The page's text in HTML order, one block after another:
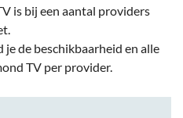
is bij een aantal providers
de beschikbaarheid en alle
TV per provider.